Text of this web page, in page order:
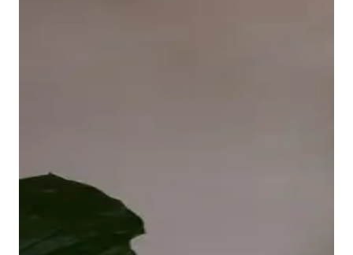
Le vasche da incasso in acrilico Balcoon riprendono
abilmente il gioco di due livelli e presentano due
caratteristiche estetiche di grande impatto: il bordo